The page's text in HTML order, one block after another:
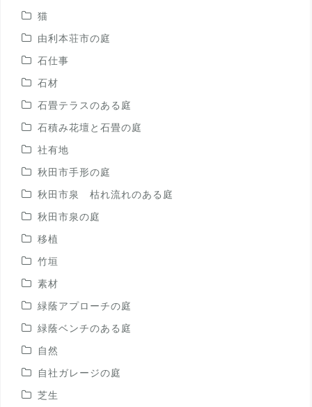
猫
由利本荘市の庭
石仕事
石材
石畳テラスのある庭
石積み花壇と石畳の庭
社有地
秋田市手形の庭
秋田市泉 枯れ流れのある庭
秋田市泉の庭
移植
竹垣
素材
緑蔭アプローチの庭
緑蔭ベンチのある庭
自然
自社ガレージの庭
芝生